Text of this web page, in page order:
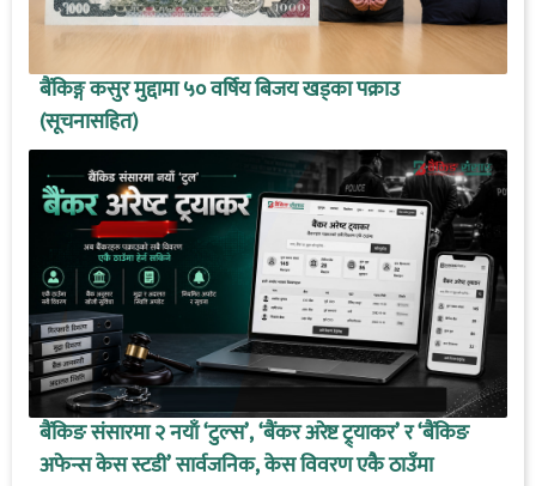
बैंकिङ्ग कसुर मुद्दामा ५० वर्षिय बिजय खड्का पक्राउ
(सूचनासहित)
बैंकिङ संसारमा २ नयाँ ‘टुल्स’, ‘बैंकर अरेष्ट ट्र्याकर’ र ‘बैंकिङ
अफेन्स केस स्टडी’ सार्वजनिक, केस विवरण एकै ठाउँमा